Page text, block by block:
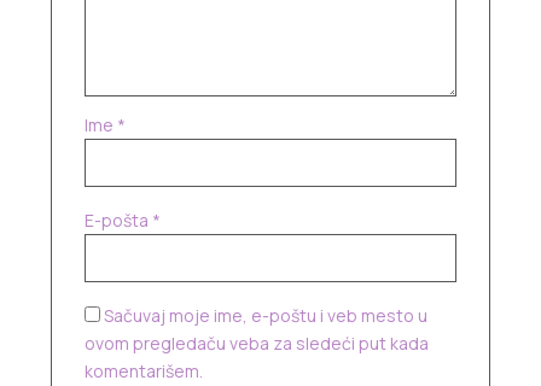
Ime *
E-pošta *
Sačuvaj moje ime, e-poštu i veb mesto u
ovom pregledaču veba za sledeći put kada
komentarišem.